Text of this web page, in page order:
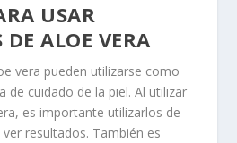
USAR
DE ALOE VERA
vera pueden utilizarse como
de cuidado de la piel. Al utilizar
es importante utilizarlos de
resultados. También es